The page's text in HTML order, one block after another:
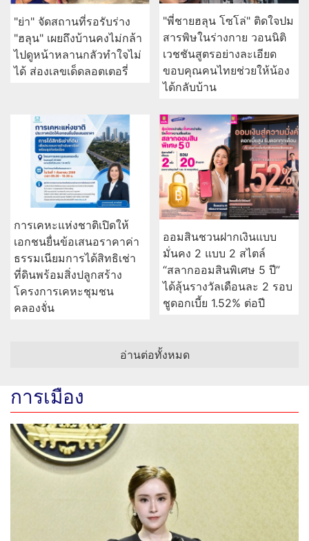
"ย่า" จัดสถานที่รอรับร่าง
"ฮลุน" เผยถึงบ้านคงไม่กล้า
ไปดูหน้าหลานกลัวทำใจไม่
ได้ ส่องเลขเด็ดลอตเตอรี่
"พี่ชายฮลุน โซโล่" ติดใจปม
สารพิษในร่างกาย วอนนิติ
เวชชันสูตรอย่างละเอียด
ขอบคุณคนไทยช่วยให้น้อง
ได้กลับบ้าน
การเคหะแห่งชาติเปิดให้
เอกชนยื่นข้อเสนอราคาค่า
ธรรมเนียมการได้สิทธิเช่า
ที่ดินพร้อมสิ่งปลูกสร้าง
โครงการเคหะชุมชน
คลองจั่น
ออมสินชวนฝากเงินแบบ
มั่นคง 2 แบบ 2 สไตล์
“สลากออมสินพิเศษ 5 ปี”
ได้ลุ้นรางวัลเดือนละ 2 รอบ
ชูดอกเบี้ย 1.52% ต่อปี
อ่านต่อทั้งหมด
การเมือง